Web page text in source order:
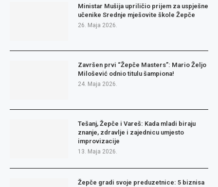
Ministar Mušija upriličio prijem za uspješne
učenike Srednje mješovite škole Žepče
26. Maja 2026.
Završen prvi “Žepče Masters”: Mario Željo
Milošević odnio titulu šampiona!
24. Maja 2026.
Tešanj, Žepče i Vareš: Kada mladi biraju
znanje, zdravlje i zajednicu umjesto
improvizacije
13. Maja 2026.
Žepče gradi svoje preduzetnice: 5 biznisa